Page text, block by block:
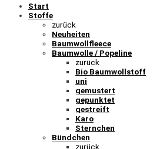
Start
Stoffe
zurück
Neuheiten
Baumwollfleece
Baumwolle / Popeline
zurück
Bio Baumwollstoff
uni
gemustert
gepunktet
gestreift
Karo
Sternchen
Bündchen
zurück